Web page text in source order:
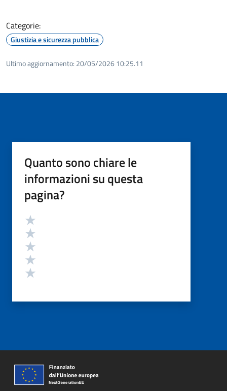
Categorie:
Giustizia e sicurezza pubblica
Ultimo aggiornamento: 20/05/2026 10:25.11
Quanto sono chiare le
informazioni su questa
pagina?
Valutazione